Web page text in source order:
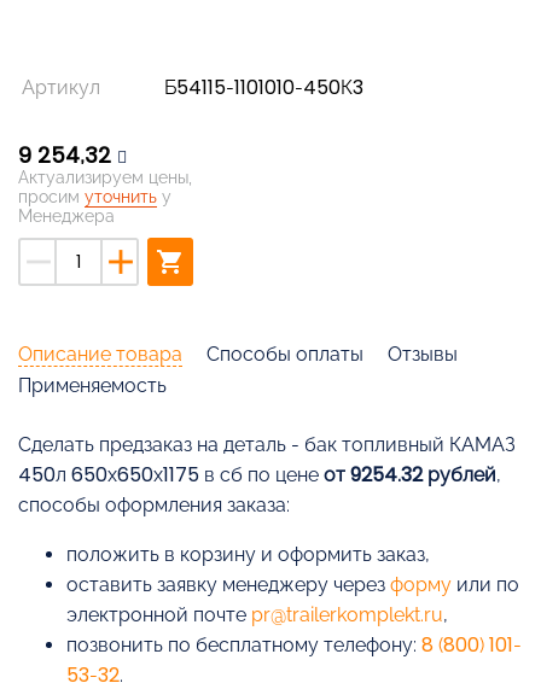
Артикул Б54115-1101010-450К3
9 254,32
Актуализируем цены,
просим уточнить у
Менеджера
remove add shopping_cart
Описание товара Способы оплаты
Отзывы
Применяемость
Cделать предзаказ на деталь - бак топливный КАМАЗ
450л 650х650х1175 в сб по цене от 9254.32 рублей,
способы оформления заказа:
положить в корзину и оформить заказ,
оставить заявку менеджеру через форму или по
электронной почте pr@trailerkomplekt.ru,
позвонить по бесплатному телефону: 8 (800) 101-
53-32.